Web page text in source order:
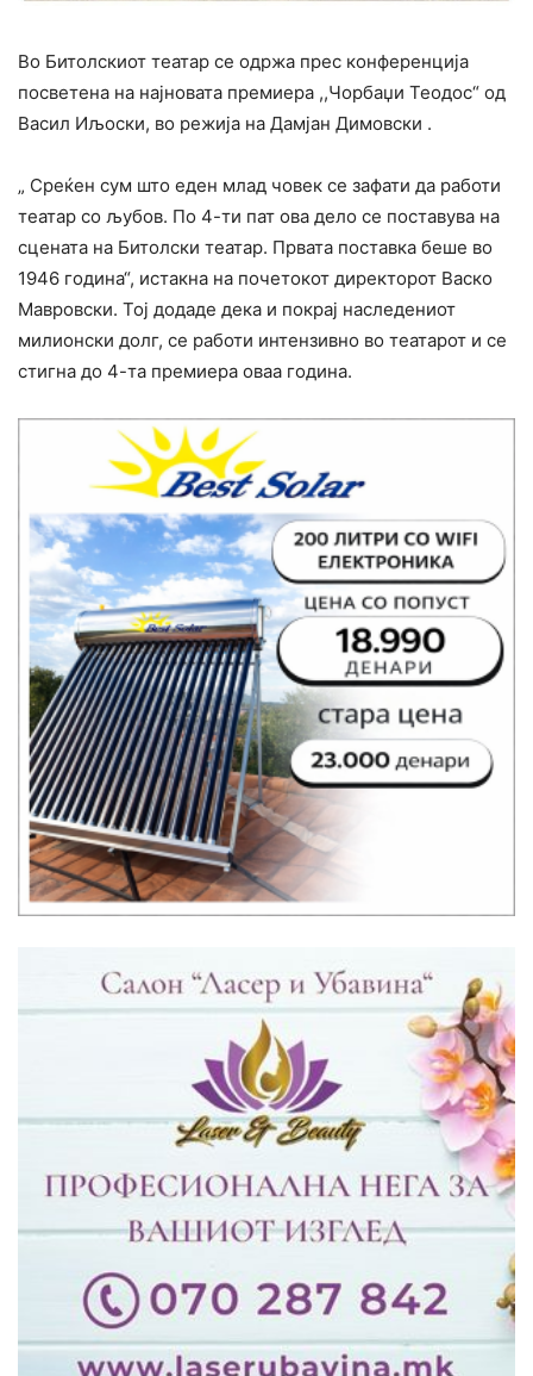
Во Битолскиот театар се одржа прес конференција
посветена на најновата премиера ,,Чорбаџи Теодос“ од
Васил Иљоски, во режија на Дамјан Димовски .
„ Среќен сум што еден млад човек се зафати да работи
театар со љубов. По 4-ти пат ова дело се поставува на
сцената на Битолски театар. Првата поставка беше во
1946 година“, истакна на почетокот директорот Васко
Мавровски. Тој додаде дека и покрај наследениот
милионски долг, се работи интензивно во театарот и се
стигна до 4-та премиера оваа година.